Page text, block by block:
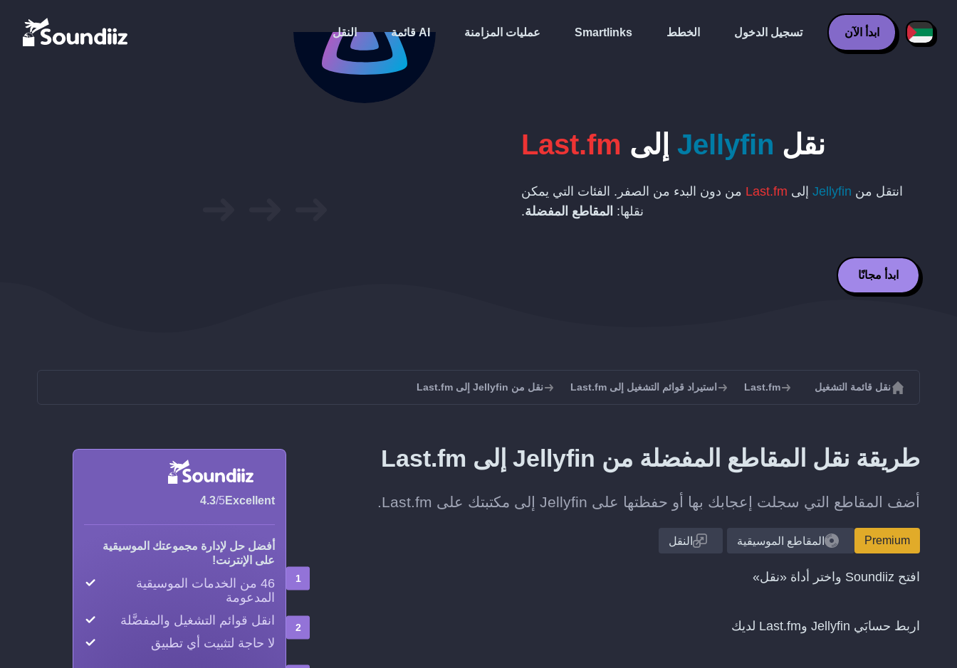
النقل قائمة AI عمليات المزامنة Smartlinks الخطط تسجيل الدخول ابدأ الآن
نقل Jellyfin إلى Last.fm
انتقل من Jellyfin إلى Last.fm من دون البدء من الصفر. الفئات التي يمكن
نقلها: المقاطع المفضلة.
ابدأ مجانًا
نقل قائمة التشغيل Last.fm استيراد قوائم التشغيل إلى Last.fm نقل من Jellyfin إلى Last.fm
طريقة نقل المقاطع المفضلة من Jellyfin إلى Last.fm
أضف المقاطع التي سجلت إعجابك بها أو حفظتها على Jellyfin إلى مكتبتك على Last.fm.
Premium المقاطع الموسيقية النقل
افتح Soundiiz واختر أداة «نقل»
اربط حسابَي Jellyfin وLast.fm لديك
Excellent
4.3/5
أفضل حل لإدارة مجموعتك الموسيقية
على الإنترنت!
46 من الخدمات الموسيقية
المدعومة
انقل قوائم التشغيل والمفضَّلة
لا حاجة لتثبيت أي تطبيق